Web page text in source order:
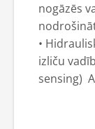
nogāzēs
•
izliču
sensing)